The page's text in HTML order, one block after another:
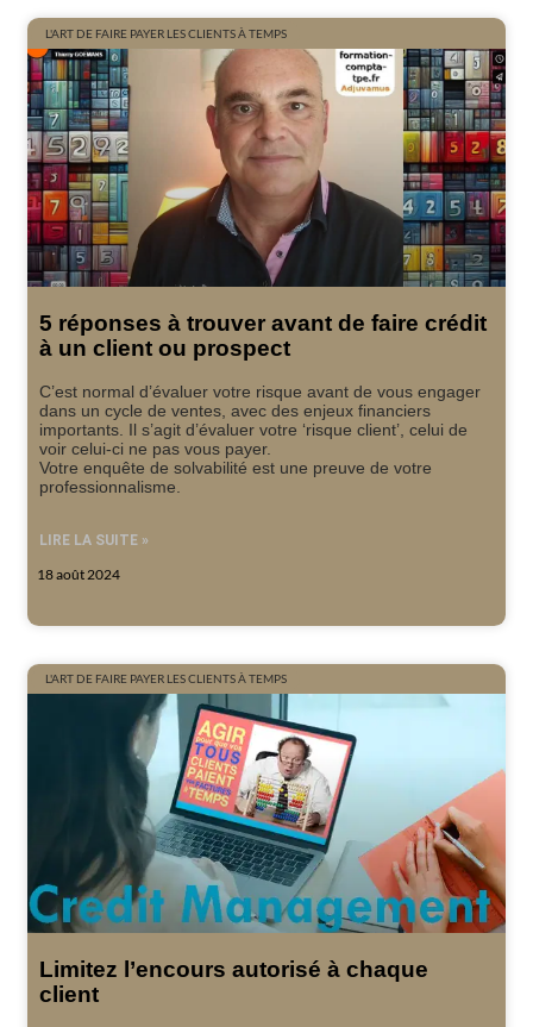
L'ART DE FAIRE PAYER LES CLIENTS À TEMPS
5 réponses à trouver avant de faire crédit
à un client ou prospect
C’est normal d’évaluer votre risque avant de vous engager
dans un cycle de ventes, avec des enjeux financiers
importants. Il s’agit d’évaluer votre ‘risque client’, celui de
voir celui-ci ne pas vous payer.
Votre enquête de solvabilité est une preuve de votre
professionnalisme.
LIRE LA SUITE »
18 août 2024
L'ART DE FAIRE PAYER LES CLIENTS À TEMPS
Limitez l’encours autorisé à chaque
client